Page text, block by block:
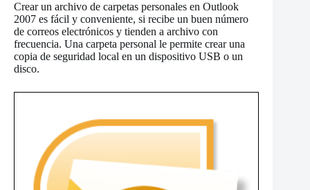
Crear un archivo de carpetas personales en Outlook
2007 es fácil y conveniente, si recibe un buen número
de correos electrónicos y tienden a archivo con
frecuencia. Una carpeta personal le permite crear una
copia de seguridad local en un dispositivo USB o un
disco.